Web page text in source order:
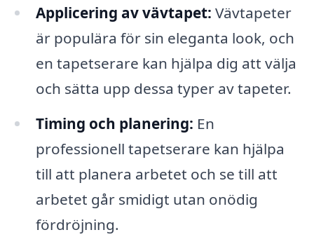
Applicering av vävtapet: Vävtapeter
är populära för sin eleganta look, och
en tapetserare kan hjälpa dig att välja
och sätta upp dessa typer av tapeter.
Timing och planering: En
professionell tapetserare kan hjälpa
till att planera arbetet och se till att
arbetet går smidigt utan onödig
fördröjning.